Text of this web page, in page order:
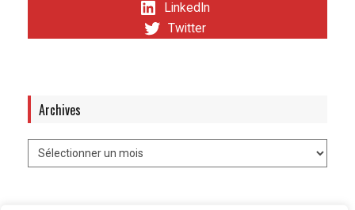
LinkedIn
Twitter
Archives